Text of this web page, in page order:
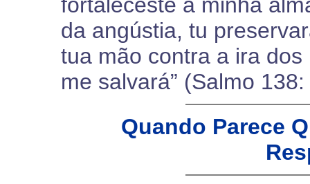
fortaleceste a minha
da angústia, tu
tua mão contra a ira
me salvará” (Salmo
Quando Parece